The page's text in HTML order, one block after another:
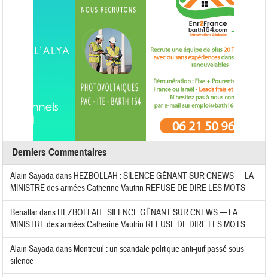
Derniers Commentaires
Alain Sayadadans HEZBOLLAH : SILENCE GÊNANT SUR CNEWS — LA
MINISTRE des armées Catherine Vautrin REFUSE DE DIRE LES MOTS
Benattardans HEZBOLLAH : SILENCE GÊNANT SUR CNEWS — LA
MINISTRE des armées Catherine Vautrin REFUSE DE DIRE LES MOTS
Alain Sayadadans Montreuil : un scandale politique anti-juif passé sous
silence